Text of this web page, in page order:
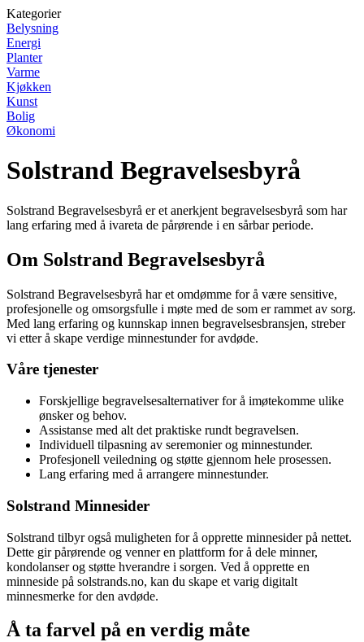
Kategorier
Belysning
Energi
Planter
Varme
Kjøkken
Kunst
Bolig
Økonomi
Solstrand Begravelsesbyrå
Solstrand Begravelsesbyrå er et anerkjent begravelsesbyrå som har
lang erfaring med å ivareta de pårørende i en sårbar periode.
Om Solstrand Begravelsesbyrå
Solstrand Begravelsesbyrå har et omdømme for å være sensitive,
profesjonelle og omsorgsfulle i møte med de som er rammet av sorg.
Med lang erfaring og kunnskap innen begravelsesbransjen, streber
vi etter å skape verdige minnestunder for avdøde.
Våre tjenester
Forskjellige begravelsesalternativer for å imøtekomme ulike
ønsker og behov.
Assistanse med alt det praktiske rundt begravelsen.
Individuell tilpasning av seremonier og minnestunder.
Profesjonell veiledning og støtte gjennom hele prosessen.
Lang erfaring med å arrangere minnestunder.
Solstrand Minnesider
Solstrand tilbyr også muligheten for å opprette minnesider på nettet.
Dette gir pårørende og venner en plattform for å dele minner,
kondolanser og støtte hverandre i sorgen. Ved å opprette en
minneside på solstrands.no, kan du skape et varig digitalt
minnesmerke for den avdøde.
Å ta farvel på en verdig måte